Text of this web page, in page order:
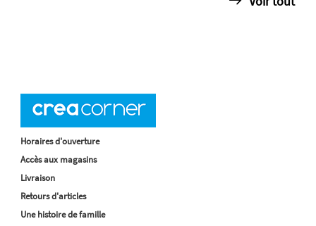
Horaires d'ouverture
Accès aux magasins
Livraison
Retours d'articles
Une histoire de famille